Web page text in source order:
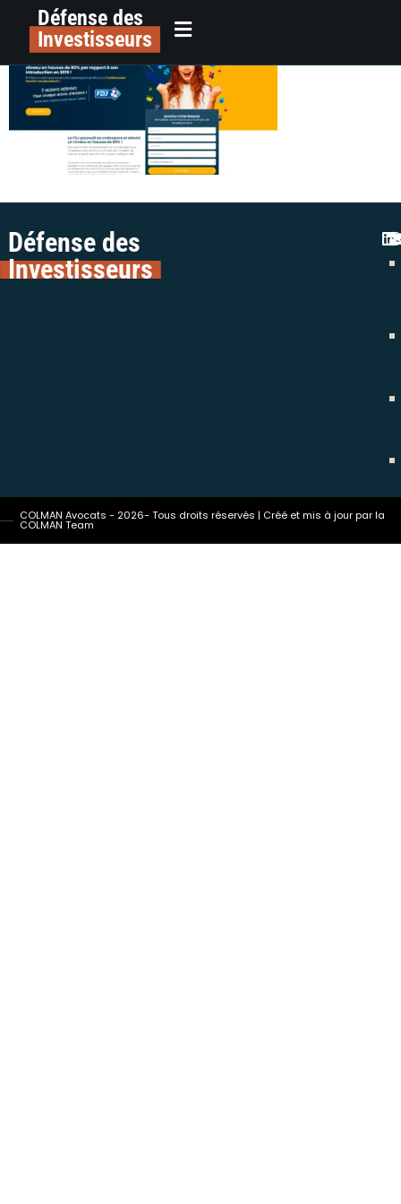
principalDéfense des
Investisseurs
top-epargne-2022.com_
Défense des
Investisseurs
COLMAN Avocats - 2026- Tous droits réservés | Créé et mis à jour par la
COLMAN Team